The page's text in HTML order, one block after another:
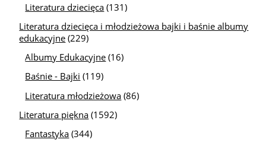
Literatura dziecięca (131)
Literatura dziecięca i młodzieżowa bajki i baśnie albumy
edukacyjne (229)
Albumy Edukacyjne (16)
Baśnie - Bajki (119)
Literatura młodzieżowa (86)
Literatura piękna (1592)
Fantastyka (344)